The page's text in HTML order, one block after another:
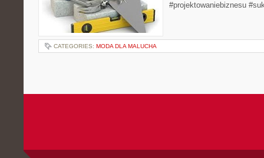
#projektowaniebiznesu
CATEGORIES: MODA DLA MALUCHA